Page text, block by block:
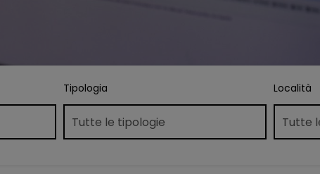
Tipologia Località